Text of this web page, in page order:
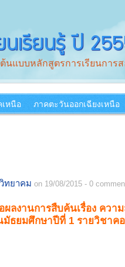
นเรียนรู้ ปี
แบบหลักสูตรการเรียนการ
เหนือ ภาคตะวันออกเฉียงเหนือ
ทยาคม on 19/08/2015 - 0
ผลงานการสืบค้นเรื่อง ควา
มัธยมศึกษาปีที่ 1 รายวิชาค